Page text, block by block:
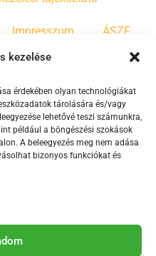
kezelése
érdekében olyan technológiákat
tárolására és/vagy
lehetővé teszi számunkra,
például a böngészési szokások
A beleegyezés meg nem adása
bizonyos funkciókat és
Impresszum ÁSZF
szabályzat
tevékenységét a
program